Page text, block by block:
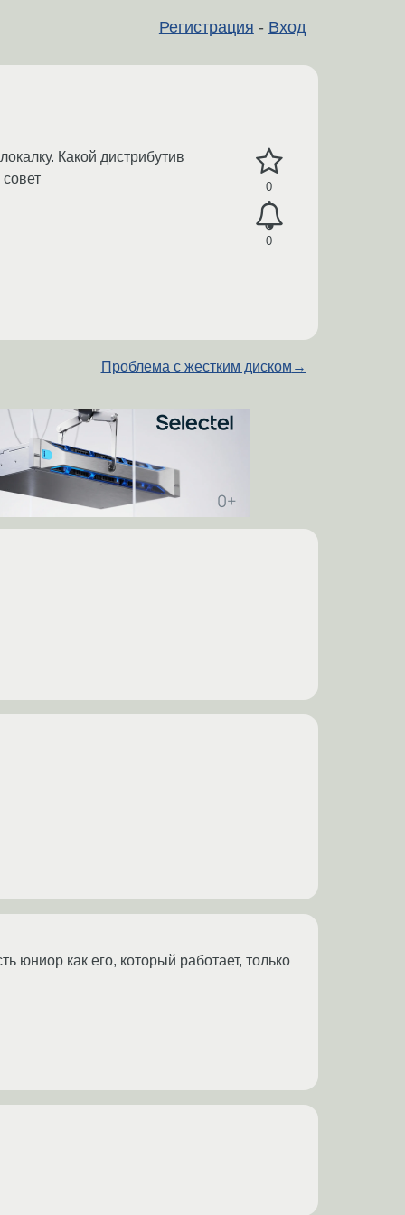
Регистрация - Вход
0
0
Какой дистрибутив
Проблема с жестким диском →
юниор как его, который работает, только